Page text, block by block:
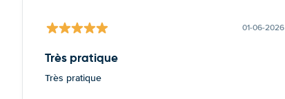
01-06-2026
Très pratique
Très pratique